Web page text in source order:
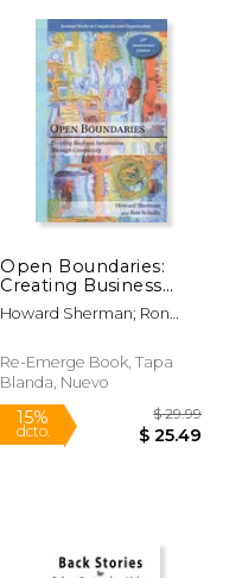
15%
dcto.
Open Boundaries:
Creating Business
Innovation Through
Complexity (en
Howard Sherman; Ron
Re-Emerge Book, Tapa
Blanda, Nuevo